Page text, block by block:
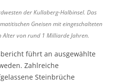
der Kullaberg-Halbinsel. Das
Gneisen mit eingeschalteten
von rund 1 Milliarde Jahren.
führt an ausgewählte
Zahlreiche
Steinbrüche